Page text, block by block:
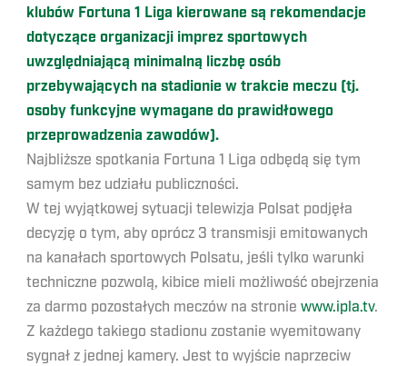
klubów Fortuna 1 Liga kierowane są rekomendacje
dotyczące organizacji imprez sportowych
uwzględniającą minimalną liczbę osób
przebywających na stadionie w trakcie meczu (tj.
osoby funkcyjne wymagane do prawidłowego
przeprowadzenia zawodów).
Najbliższe spotkania Fortuna 1 Liga odbędą się tym
samym bez udziału publiczności.
W tej wyjątkowej sytuacji telewizja Polsat podjęła
decyzję o tym, aby oprócz 3 transmisji emitowanych
na kanałach sportowych Polsatu, jeśli tylko warunki
techniczne pozwolą, kibice mieli możliwość obejrzenia
za darmo pozostałych meczów na stronie www.ipla.tv.
Z każdego takiego stadionu zostanie wyemitowany
sygnał z jednej kamery. Jest to wyjście naprzeciw